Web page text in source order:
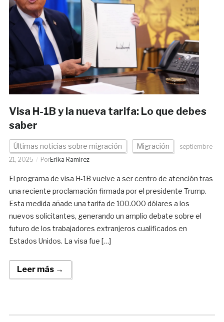
Visa H-1B y la nueva tarifa: Lo que debes
saber
Últimas noticias sobre migración Migración
septiembre
21, 2025
Por Erika Ramirez
El programa de visa H-1B vuelve a ser centro de atención tras
una reciente proclamación firmada por el presidente Trump.
Esta medida añade una tarifa de 100.000 dólares a los
nuevos solicitantes, generando un amplio debate sobre el
futuro de los trabajadores extranjeros cualificados en
Estados Unidos. La visa fue […]
Leer más →